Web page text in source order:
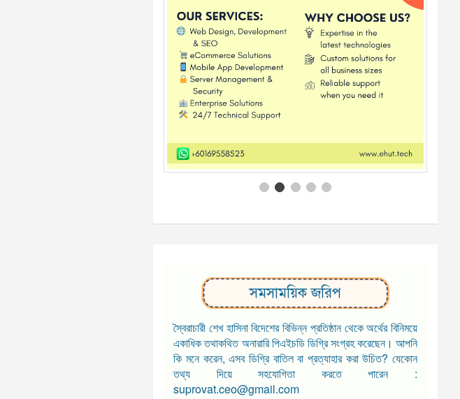
সমসাময়িক জরিপ
স্বৈরাচারী শেখ হাসিনা বিদেশের বিভিন্ন প্রতিষ্ঠান থেকে অর্থের বিনিময়ে
একাধিক তথাকথিত অনারারি পিএইচডি ডিগ্রি সংগ্রহ করেছেন। আপনি
কি মনে করেন, এসব ডিগ্রি বাতিল বা প্রত্যাহার করা উচিত? যেকোন
তথ্য দিয়ে সহযোগিতা করতে পারেন :
suprovat.ceo@gmail.com